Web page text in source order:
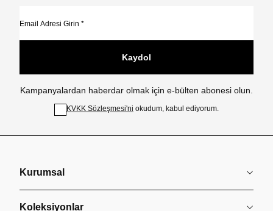
Kaydol
Kampanyalardan haberdar olmak için e-bülten abonesi olun.
KVKK Sözleşmesi'ni okudum, kabul ediyorum.
Kurumsal
Koleksiyonlar